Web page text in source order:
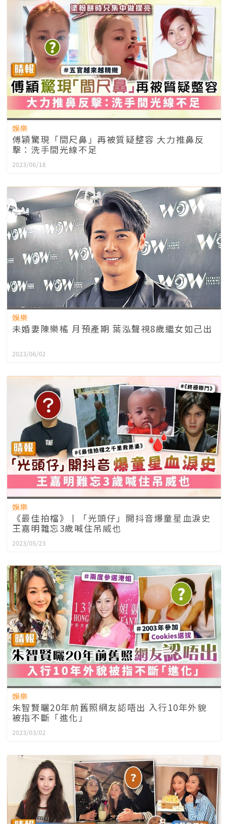
娛樂
傅穎驚現「間尺鼻」再被質疑整容 大力推鼻反
擊：洗手間光線不足
2023/06/18
娛樂
未婚妻陳樂榣 月預產期 葉泓聲視8歲繼女如己出
2023/06/02
娛樂
《最佳拍檔》丨「光頭仔」開抖音爆童星血淚史
王嘉明難忘3歲喊住吊威也
2023/05/23
娛樂
朱智賢曬20年前舊照網友認唔出 入行10年外貌
被指不斷「進化」
2023/03/02